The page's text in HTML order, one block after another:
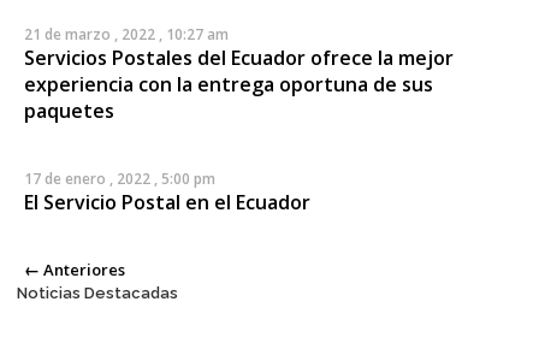
21 de marzo , 2022 , 10:27 am
Servicios Postales del Ecuador ofrece la mejor
experiencia con la entrega oportuna de sus
paquetes
17 de enero , 2022 , 5:00 pm
El Servicio Postal en el Ecuador
Posts navigation
← Anteriores
Noticias Destacadas